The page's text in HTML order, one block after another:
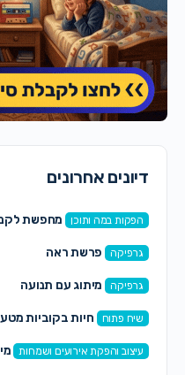
דיונים אחרונים
הפקות במה ותוכן מחפשת
גרפיקה פרשת ראה
גרפיקה מיתוג עם תנועה
שיח פתוח חיות בקוביות
עיצוב והפקת אירועים ושמחות